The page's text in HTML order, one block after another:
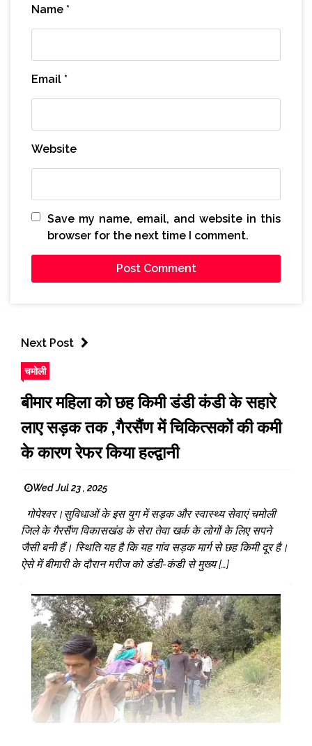
Name *
Email *
Website
Save my name, email, and website in this
browser for the next time I comment.
Next Post
चमोली
बीमार महिला को छह किमी डंडी कंडी के सहारे
लाए सड़क तक ,गैरसैंण में चिकित्सकों की कमी
के कारण रेफर किया हल्द्वानी
Wed Jul 23 , 2025
गोपेश्वर।सुविधाओं के इस युग में सड़क और स्वास्थ्य सेवाएं चमोली
जिले के गैरसैंण विकासखंड के सेरा तेवा खर्क के लोगों के लिए सपने
जैसी बनी हैं। स्थिति यह है कि यह गांव सड़क मार्ग से छह किमी दूर है।
ऐसे में बीमारी के दौरान मरीज को डंडी-कंडी से मुख्य […]